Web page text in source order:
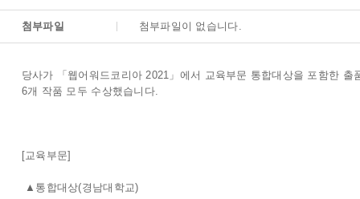
첨부파일 첨부파일이 없습니다.
당사가 「웹어워드코리아 2021」에서 교육부문 통합대상을 포함한 출
6개 작품 모두 수상했습니다.
[교육부문]
▲통합대상(경남대학교)